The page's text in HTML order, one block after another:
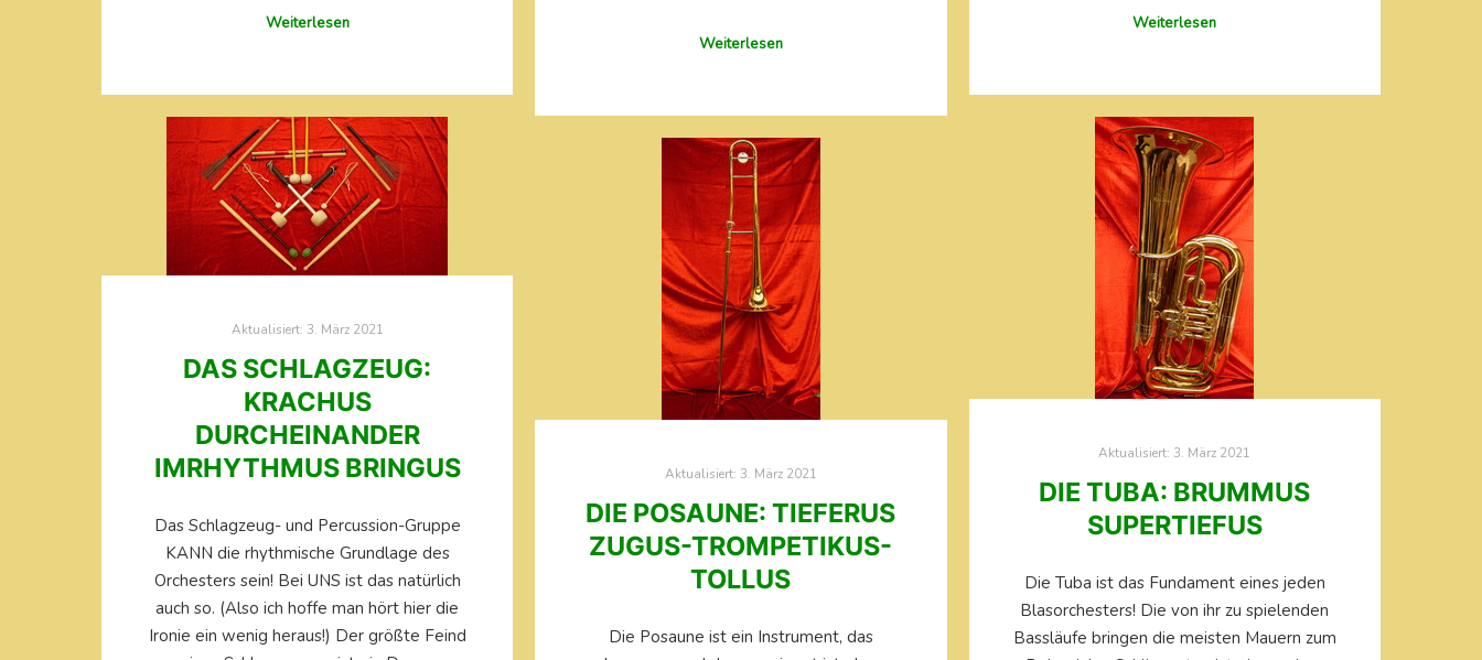
Weiterlesen
Weiterlesen
Weiterlesen
Aktualisiert: 3. März 2021
DAS SCHLAGZEUG:
KRACHUS
DURCHEINANDER
IMRHYTHMUS BRINGUS
Das Schlagzeug- und Percussion-Gruppe
KANN die rhythmische Grundlage des
Orchesters sein! Bei UNS ist das natürlich
auch so. (Also ich hoffe man hört hier die
Ironie ein wenig heraus!) Der größte Feind
Aktualisiert: 3. März 2021
DIE TUBA: BRUMMUS
SUPERTIEFUS
Die Tuba ist das Fundament eines jeden
Blasorchesters! Die von ihr zu spielenden
Bassläufe bringen die meisten Mauern zum
Aktualisiert: 3. März 2021
DIE POSAUNE: TIEFERUS
ZUGUS-TROMPETIKUS-
TOLLUS
Die Posaune ist ein Instrument, das